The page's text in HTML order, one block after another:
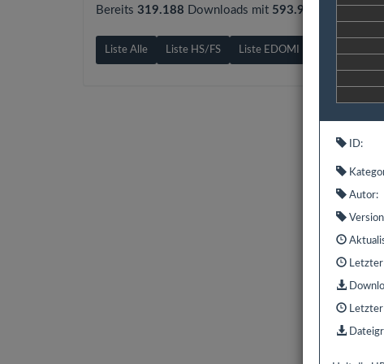
Bereits 319.188 Downloads mit 593.9 GB gezählt
Liste Alle Liste HS/FS Liste EDOMI
ID:
Autor: